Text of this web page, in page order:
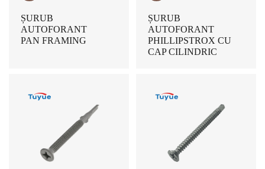
ȘURUB
AUTOFORANT
PAN FRAMING
ȘURUB
AUTOFORANT
PHILLIPSTROX CU
CAP CILINDRIC